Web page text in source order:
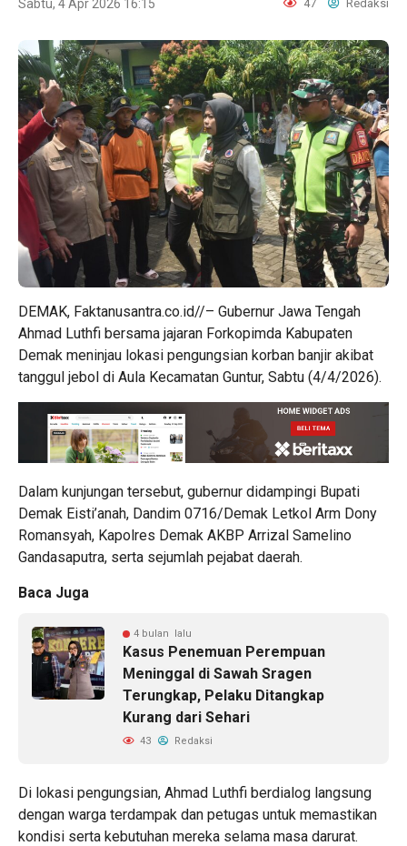
Sabtu, 4 Apr 2026 16:15 47 Redaksi
DEMAK, Faktanusantra.co.id//– Gubernur Jawa Tengah
Ahmad Luthfi bersama jajaran Forkopimda Kabupaten
Demak meninjau lokasi pengungsian korban banjir akibat
tanggul jebol di Aula Kecamatan Guntur, Sabtu (4/4/2026).
Dalam kunjungan tersebut, gubernur didampingi Bupati
Demak Eisti’anah, Dandim 0716/Demak Letkol Arm Dony
Romansyah, Kapolres Demak AKBP Arrizal Samelino
Gandasaputra, serta sejumlah pejabat daerah.
Baca Juga
4 bulan lalu
Kasus Penemuan Perempuan
Meninggal di Sawah Sragen
Terungkap, Pelaku Ditangkap
Kurang dari Sehari
43 Redaksi
Di lokasi pengungsian, Ahmad Luthfi berdialog langsung
dengan warga terdampak dan petugas untuk memastikan
kondisi serta kebutuhan mereka selama masa darurat.